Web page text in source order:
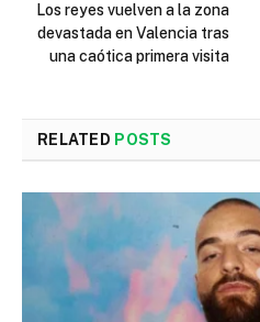
Los reyes vuelven a la zona
devastada en Valencia tras
una caótica primera visita
RELATED POSTS